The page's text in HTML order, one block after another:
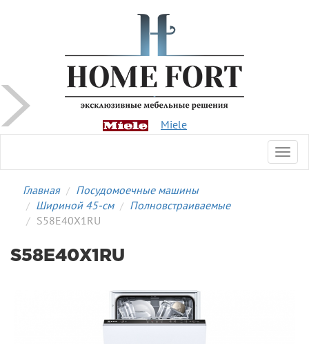
Miele
Главная
Посудомоечные машины
Шириной 45-см
Полновстраиваемые
S58E40X1RU
S58E40X1RU